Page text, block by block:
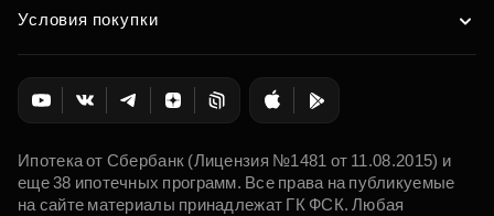
Условия покупки
Ипотека от Сбербанк (Лицензия №1481 от 11.08.2015) и
еще 38 ипотечных программ. Все права на публикуемые
на сайте материалы принадлежат ГК ФСК. Любая